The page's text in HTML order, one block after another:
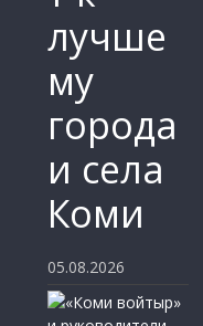
лучше
му
города
и села
Коми
05.08.2026